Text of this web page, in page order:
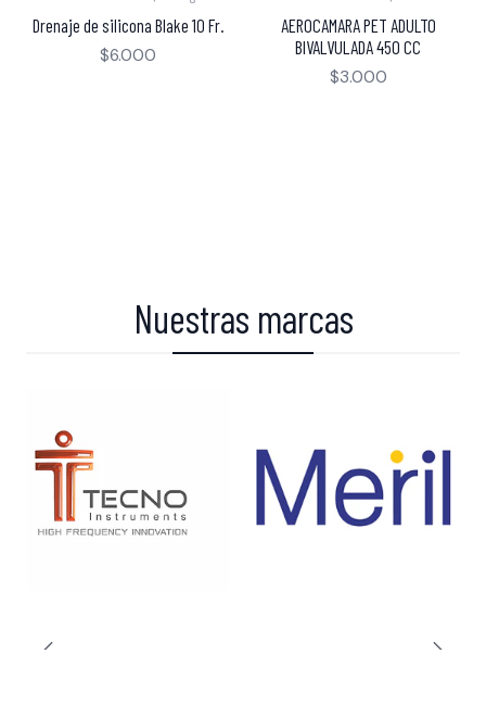
Drenaje de silicona Blake 10 Fr.
$6.000
AEROCAMARA PET ADULTO
BIVALVULADA 450 CC
$3.000
Nuestras marcas